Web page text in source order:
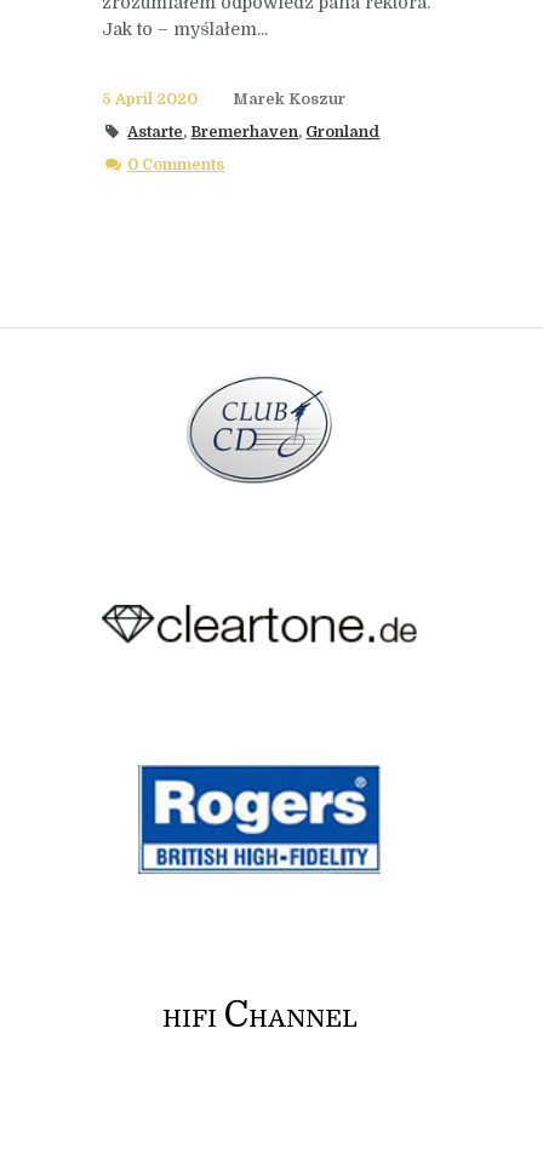
Jak to – myślałem...
5 April 2020
Marek Koszur
Astarte, Bremerhaven, Gronland
0 Comments
HIFI CHANNEL